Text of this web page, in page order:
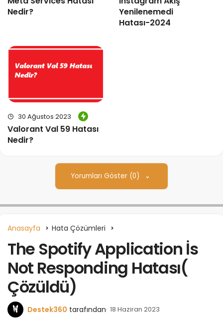
Nedir?
Yenilenemedi
Hatası-2024
30 Ağustos 2023
Valorant Val 59 Hatası
Nedir?
Yorumları Göster (0)
Anasayfa Hata Çözümleri
The Spotify Application İs
Not Responding Hatası(
Çözüldü)
Destek360 tarafından 18 Haziran 2023